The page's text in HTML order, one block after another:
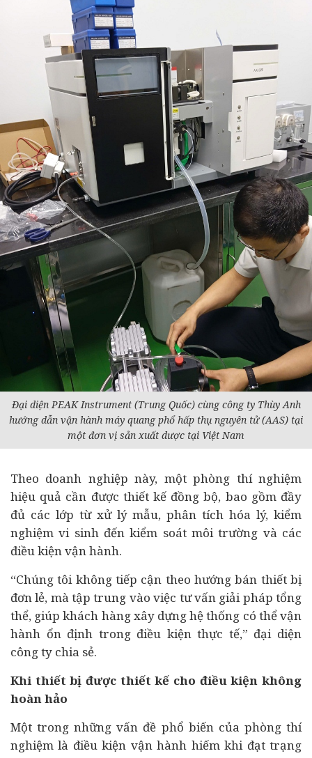
Đại diện PEAK Instrument (Trung Quốc) cùng công ty Thùy Anh
hướng dẫn vận hành máy quang phổ hấp thụ nguyên tử (AAS) tại
một đơn vị sản xuất dược tại Việt Nam
Theo doanh nghiệp này, một phòng thí nghiệm
hiệu quả cần được thiết kế đồng bộ, bao gồm đầy
đủ các lớp từ xử lý mẫu, phân tích hóa lý, kiểm
nghiệm vi sinh đến kiểm soát môi trường và các
điều kiện vận hành.
“Chúng tôi không tiếp cận theo hướng bán thiết bị
đơn lẻ, mà tập trung vào việc tư vấn giải pháp tổng
thể, giúp khách hàng xây dựng hệ thống có thể vận
hành ổn định trong điều kiện thực tế,” đại diện
công ty chia sẻ.
Khi thiết bị được thiết kế cho điều kiện không
hoàn hảo
Một trong những vấn đề phổ biến của phòng thí
nghiệm là điều kiện vận hành hiếm khi đạt trạng